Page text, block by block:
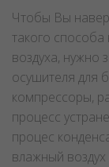
Чтобы Вы
такого
воздуха, нужно
осушителя для
компрессоры,
процесс
процес
влажный воздух